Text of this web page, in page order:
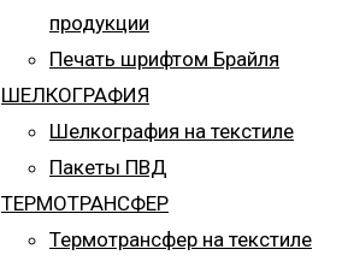
продукции
Печать шрифтом Брайля
ШЕЛКОГРАФИЯ
Шелкография на текстиле
Пакеты ПВД
ТЕРМОТРАНСФЕР
Термотрансфер на текстиле